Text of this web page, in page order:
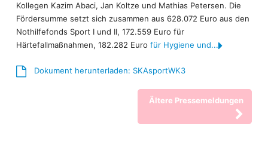
Kollegen Kazim Abaci, Jan Koltze und Mathias Petersen. Die
Fördersumme setzt sich zusammen aus 628.072 Euro aus den
Nothilfefonds Sport I und II, 172.559 Euro für
Härtefallmaßnahmen, 182.282 Eurofür Hygiene und...
Dokument herunterladen: SKAsportWK3
Ältere Pressemeldungen